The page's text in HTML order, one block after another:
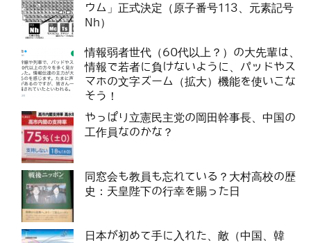
ウム」正式決定（原子番号113、元素記号
Nh）
情報弱者世代（60代以上？）の大先輩は、
情報で若者に負けないように、パッドやス
マホの文字ズーム（拡大）機能を使いこな
そう！
やっぱり立憲民主党の岡田幹事長、中国の
工作員なのかな？
同窓会も教員も忘れている？大村高校の歴
史：天皇陛下の行幸を賜った日
日本が初めて手に入れた、敵（中国、韓